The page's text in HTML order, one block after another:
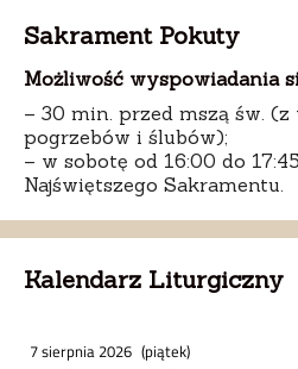
Sakrament Pokuty
Możliwość wyspowiadania
– 30 min. przed mszą św.
pogrzebów i ślubów);
– w sobotę od 16:00 do
Najświętszego Sakramentu.
Kalendarz Liturgiczny